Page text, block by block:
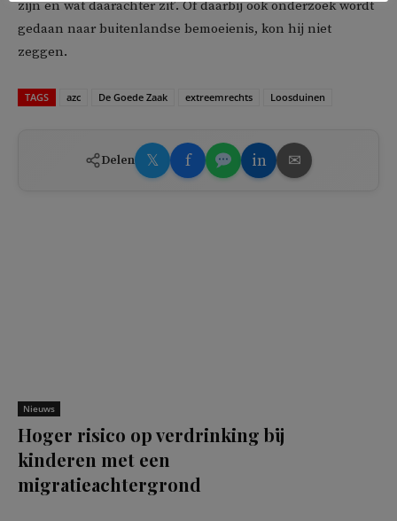
zijn en wat daarachter zit’. Of daarbij ook onderzoek wordt
gedaan naar buitenlandse bemoeienis, kon hij niet
zeggen.
TAGS azc De Goede Zaak extreemrechts Loosduinen
Delen 𝕏 f in ✉
Nieuws
Hoger risico op verdrinking bij
kinderen met een
migratieachtergrond